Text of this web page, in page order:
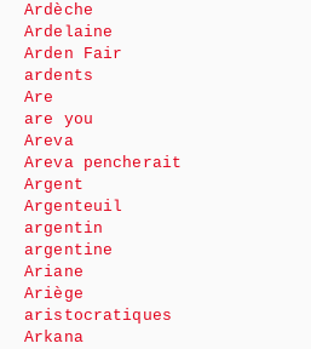
Ardèche
Ardelaine
Arden Fair
ardents
Are
are you
Areva
Areva pencherait
Argent
Argenteuil
argentin
argentine
Ariane
Ariège
aristocratiques
Arkana